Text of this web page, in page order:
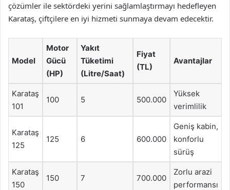
çözümler ile sektördeki yerini sağlamlaştırmayı hedefleyen
Karataş, çiftçilere en iyi hizmeti sunmaya devam edecektir.
Model
Motor
Gücü
(HP)
Yakıt
Tüketimi
(Litre/Saat)
Fiyat
(TL)
Avantajlar
Karataş
101
100 5 500.000
Yüksek
verimlilik
Karataş
125
125 6 600.000
Geniş kabin,
konforlu
sürüş
Karataş
150
150 7 700.000
Zorlu arazi
performansı